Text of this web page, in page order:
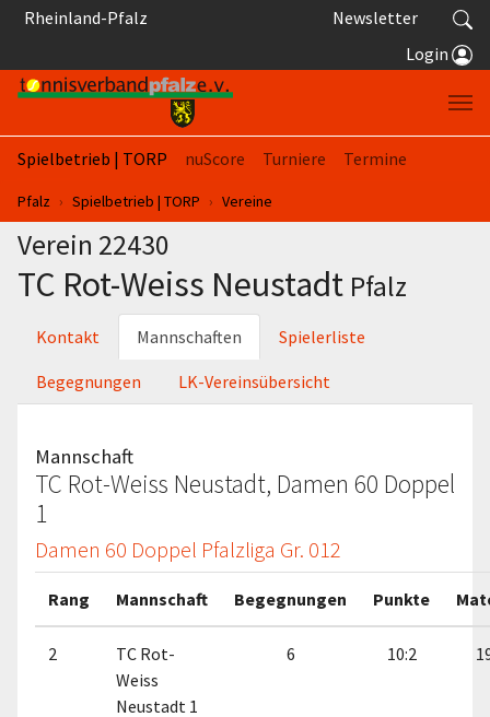
Springe zum Seiteninhalt
Rheinland-Pfalz
Newsletter
Login
Spielbetrieb | TORP nuScore Turniere
Termine
Sie sind hier:
Pfalz Spielbetrieb | TORP Vereine
Verein 22430
TC Rot-Weiss Neustadt Pfalz
Kontakt Mannschaften Spielerliste
Begegnungen LK-Vereinsübersicht
Mannschaft
TC Rot-Weiss Neustadt, Damen 60 Doppel
1
Damen 60 Doppel Pfalzliga Gr. 012
Rang Mannschaft Begegnungen Punkte
2
TC Rot-
Weiss
Neustadt 1
6 10:2